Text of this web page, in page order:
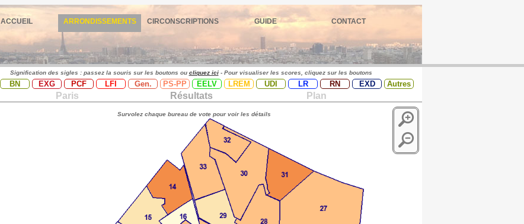
ACCUEIL ARRONDISSEMENTS CIRCONSCRIPTIONS GUIDE CONTACT
Signification des sigles : passez la souris sur les boutons ou cliquez ici- Pour visualiser les scores, cliquez sur les boutons
BN EXG PCF LFI Gen. PS-PP EELV LREM UDI LR RN EXD Autres
Paris Résultats Plan
Survolez chaque bureau de vote pour voir les détails